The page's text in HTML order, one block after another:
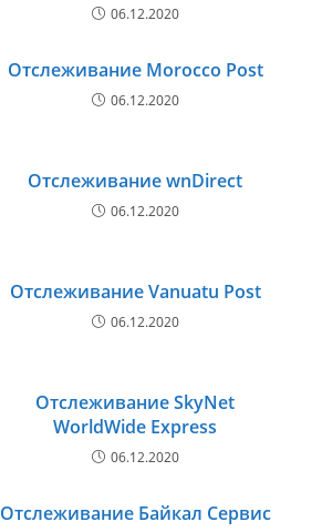
06.12.2020
Отслеживание Morocco Post
06.12.2020
Отслеживание wnDirect
06.12.2020
Отслеживание Vanuatu Post
06.12.2020
Отслеживание SkyNet
WorldWide Express
06.12.2020
Отслеживание Байкал Сервис